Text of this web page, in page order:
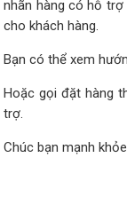
nhãn hàng có hỗ
cho khách hàng.
Bạn có thể xem
Hoặc gọi đặt hàng
trợ.
Chúc bạn mạnh